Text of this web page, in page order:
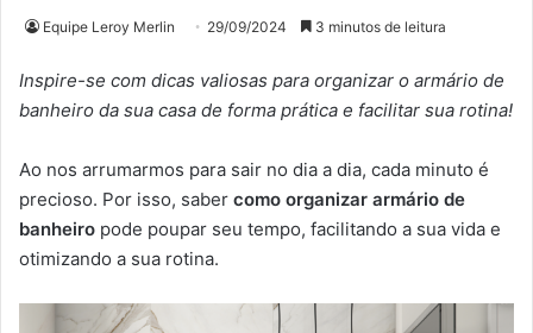
Equipe Leroy Merlin 29/09/2024 3 minutos de leitura
Inspire-se com dicas valiosas para organizar o armário de
banheiro da sua casa de forma prática e facilitar sua rotina!
Ao nos arrumarmos para sair no dia a dia, cada minuto é
precioso. Por isso, saber como organizar armário de
banheiro pode poupar seu tempo, facilitando a sua vida e
otimizando a sua rotina.